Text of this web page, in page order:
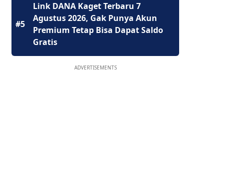
#5
Link DANA Kaget Terbaru 7
Agustus 2026, Gak Punya Akun
Premium Tetap Bisa Dapat Saldo
Gratis
ADVERTISEMENTS